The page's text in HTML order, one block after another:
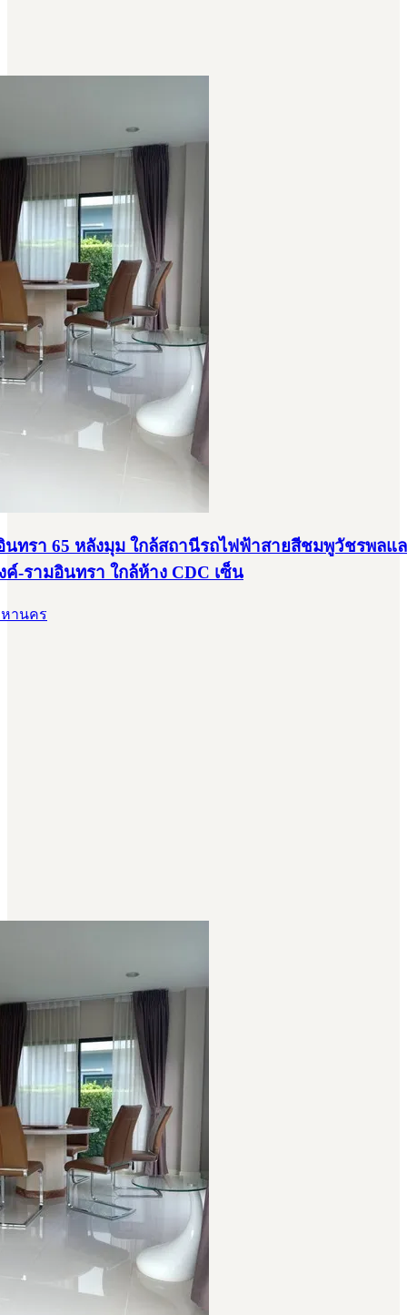
นทรา 65 หลังมุม ใกล้สถานีรถไฟฟ้าสายสีชมพูวัชรพลแ
-รามอินทรา ใกล้ห้าง CDC เซ็น
หานคร